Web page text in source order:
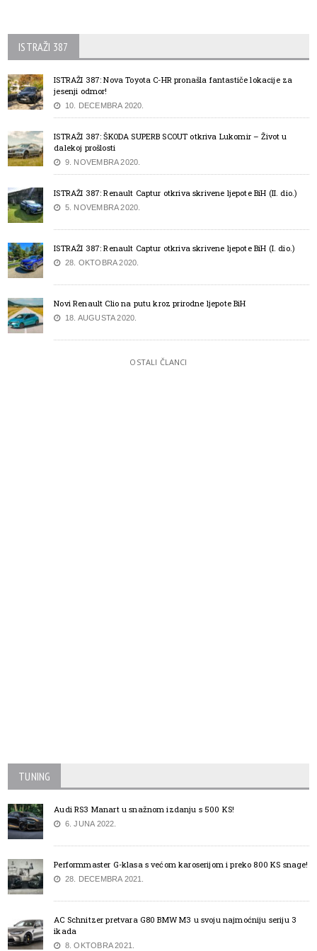
ISTRAŽI 387
ISTRAŽI 387: Nova Toyota C-HR pronašla fantastiče lokacije za
jesenji odmor!
10. DECEMBRA 2020.
ISTRAŽI 387: ŠKODA SUPERB SCOUT otkriva Lukomir – Život u
dalekoj prošlosti
9. NOVEMBRA 2020.
ISTRAŽI 387: Renault Captur otkriva skrivene ljepote BiH (II. dio.)
5. NOVEMBRA 2020.
ISTRAŽI 387: Renault Captur otkriva skrivene ljepote BiH (I. dio.)
28. OKTOBRA 2020.
Novi Renault Clio na putu kroz prirodne ljepote BiH
18. AUGUSTA 2020.
OSTALI ČLANCI
TUNING
Audi RS3 Manart u snažnom izdanju s 500 KS!
6. JUNA 2022.
Performmaster G-klasa s većom karoserijom i preko 800 KS snage!
28. DECEMBRA 2021.
AC Schnitzer pretvara G80 BMW M3 u svoju najmoćniju seriju 3
ikada
8. OKTOBRA 2021.